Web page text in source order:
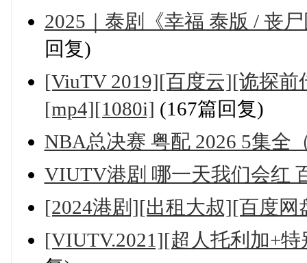
2025｜泰剧《幸福 泰版 / 丧
回复)
[ViuTV 2019][百度云][诡探
[mp4][1080i] (167篇回复)
NBA总决赛 粤配 2026 5集全
VIUTV港剧 哪一天我们会红
[2024港剧][出租大叔][百度
[VIUTV.2021][超人托利加+